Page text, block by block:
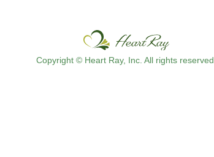
Copyright © Heart Ray, Inc. All rights reserved.